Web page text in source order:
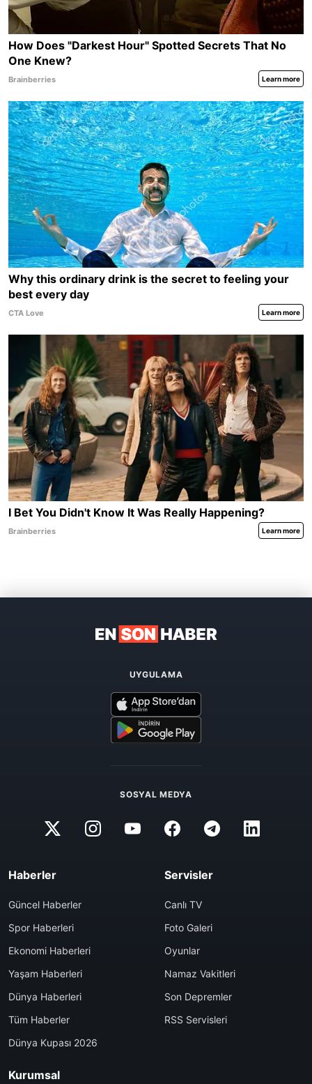
UYGULAMA
SOSYAL MEDYA
Haberler
Güncel Haberler
Spor Haberleri
Ekonomi Haberleri
Yaşam Haberleri
Dünya Haberleri
Tüm Haberler
Dünya Kupası 2026
Servisler
Canlı TV
Foto Galeri
Oyunlar
Namaz Vakitleri
Son Depremler
RSS Servisleri
Kurumsal